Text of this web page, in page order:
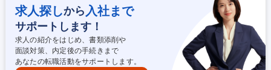
成長が見込める産業です。 また、病院や介護施設の業務軽減に貢献する事
で、患者様、利用者様へのサービス向上に直結する為、大変やりがいのあ
るお仕事です。 ★2007年の設立以来、従業員数2,600名を超える企業に成
長した優良企業！ 募集職種 【福岡｜医療・介護業界向け法人営業】成長
中企業/年休123日/業界トップシェア
求人探しから 入社まで
サポートします！
求人の紹介をはじめ、書類添削や
面談対策、内定後の手続きまで
あなたの転職活動をサポートします。